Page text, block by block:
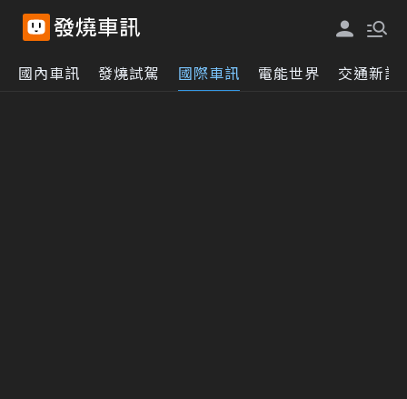
國內車訊 發燒試駕 國際車訊 電能世界 交通新訊